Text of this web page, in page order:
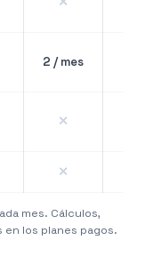
2 / mes
✕
✕
mes. Cálculos,
los planes pagos.